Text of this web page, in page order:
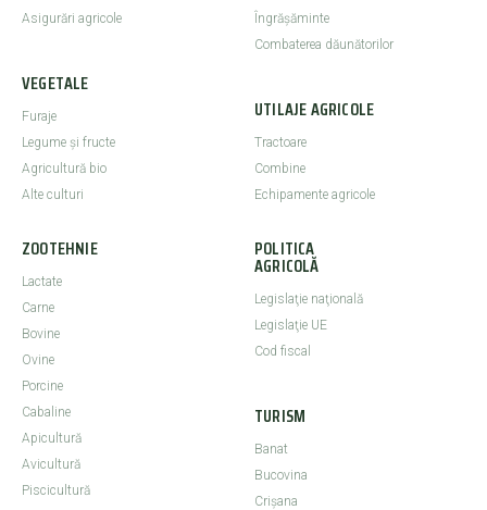
Asigurări agricole
VEGETALE
Furaje
Legume şi fructe
Agricultură bio
Alte culturi
Îngrășăminte
Combaterea dăunătorilor
UTILAJE AGRICOLE
Tractoare
Combine
Echipamente agricole
ZOOTEHNIE
Lactate
Carne
Bovine
Ovine
Porcine
Cabaline
Apicultură
Avicultură
Piscicultură
POLITICA
AGRICOLĂ
Legislaţie naţională
Legislaţie UE
Cod fiscal
TURISM
Banat
Bucovina
Crişana